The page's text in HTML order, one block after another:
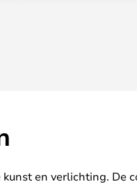
en verlichting. De